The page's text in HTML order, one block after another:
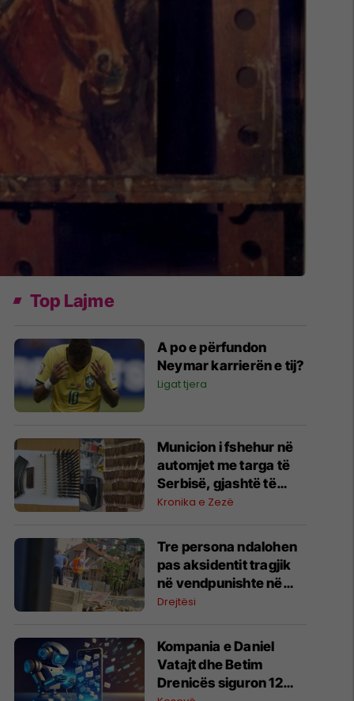
Top Lajme
A po e përfundon
Neymar karrierën e tij?
Ligat tjera
Municion i fshehur në
automjet me targa të
Serbisë, gjashtë të
arrestuar në Prishtinë
Kronika e Zezë
Tre persona ndalohen
pas aksidentit tragjik
në vendpunishte në
Prishtinë, Prokuroria
Drejtësi
Kompania e Daniel
Vatajt dhe Betim
Drenicës siguron 12